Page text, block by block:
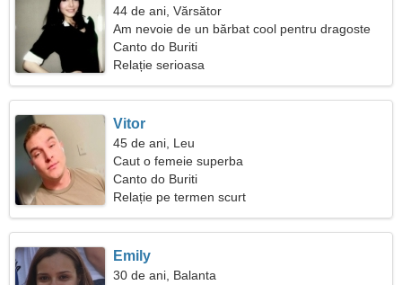
44 de ani, Vărsător
Am nevoie de un bărbat cool pentru dragoste
Canto do Buriti
Relație serioasa
Vitor
45 de ani, Leu
Caut o femeie superba
Canto do Buriti
Relație pe termen scurt
Emily
30 de ani, Balanta